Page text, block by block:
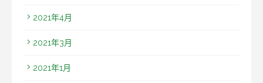
2021年4月
2021年3月
2021年1月